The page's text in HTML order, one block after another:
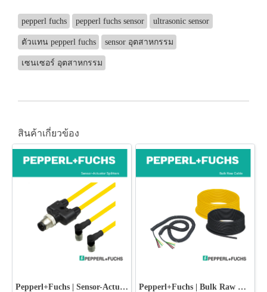
pepperl fuchs pepperl fuchs sensor ultrasonic sensor
ตัวแทน pepperl fuchs sensor อุตสาหกรรม
เซนเซอร์ อุตสาหกรรม
สินค้าเกี่ยวข้อง
Pepperl+Fuchs | Sensor-Actuator Splitters Pepperl+Fuchs | Bulk Raw Cable